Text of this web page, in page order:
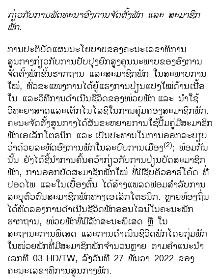
ກ່ຽວກັບການພັດທະນາອົງການຈັດຕັ້ງພັກ ແລະ ສະມາຊິກ
ພັກ.
ການປະຕິບັດແຜນນະໂຍບາຍຂອງຄະນະເລຂາທິການ
ສູນກາງກ່ຽວກັບການປັບປຸງຍົກສູງຄຸນນະພາບຂອງອົງການ
ຈັດຕັ້ງພັກຂັ້ນຮາກຖານ ແລະສະມາຊິກພັກ ໃນສະພາບການ
ໃໝ່, ທົ່ວຂະແໜງການໄດ້ຍູ້ແຮງການປ່ຽນແປງໃໝ່ດ້ານເນື້ອ
ໃນ ແລະວິທີການດຳເນີນຊີວິດຂອງໜ່ວຍພັກ ແລະ ນໍາໃຊ້
ວິທະຍາສາດແລະເຕັກໂນໂລຊີໃນການຄຸ້ມຄອງສະມາຊິກພັກ.
ຄະນະຈັດຕັ້ງສູນກາງໄດ້ຜັນຂະຫຍາຍການໃຊ້ປື້ມຄູ່ມືສະມາຊິກ
ພັກເອເລັກໂຕຣນິກ ແລະ ເປັນປະທານໃນການອອກລະບຽບ
ວ່າດ້ວຍລະຫັດອົງການພັກໃນລະບົບການເມືອງ(2); ພ້ອມກັນ
ນັ້ນ ຍັງໄດ້ຊີ້ນໍາການຄົ້ນຄວ້າກ່ຽວກັບການປ່ຽນບັດສະມາຊິກ
ພັກ, ການອອກບັດສະມາຊິກພັກໃໝ່ ທີ່ມີຊິບຄິວອາຣ໌ໂຄ້ດ ທີ່
ປອດໄພ ແລະໃນເບື້ອງຕົ້ນ ໄດ້ສ້າງແພລດຟອມສຳລັບການ
ລະບຸຕົວຕົນສະມາຊິກພັກທາງເອເລັກໂຕຣນິກ. ຫຼາຍທ້ອງຖິ່ນ
ໄດ້ທົດລອງການດຳເນີນຊີວິດພັກອອນໄລນ໌ໃນຄະນະພັກ
ຮາກຖານ, ໜ່ວຍພັກທີ່ມີລັກສະນະພິເສດ ຫຼື ໃນ
ສະຖານະການພິເສດ ແລະການດຳເນີນຊີວິດພັກໂດຍກຸ່ມພັກ
ໃນໜ່ວຍພັກທີ່ມີສະມາຊິກພັກຈຳນວນຫຼາຍ ຕາມຄໍາແນະນໍາ
ເລກທີ 03-HD/TW, ລົງວັນທີ 27 ທັນວາ 2022 ຂອງ
ຄະນະເລຂາທິການສູນກາງພັກ.